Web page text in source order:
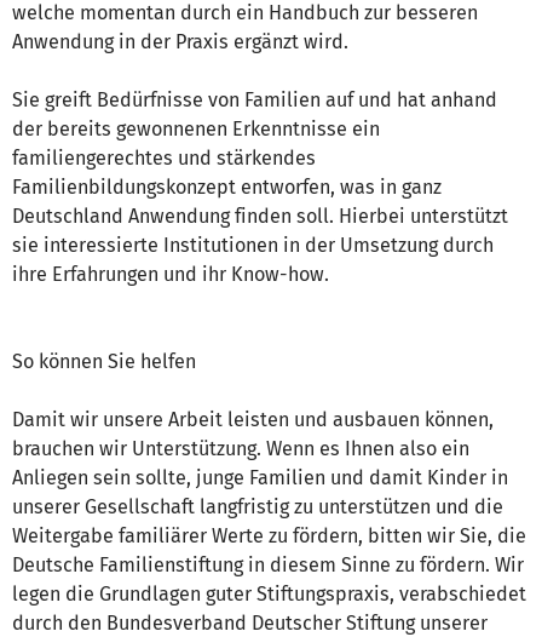
welche momentan durch ein Handbuch zur besseren
Anwendung in der Praxis ergänzt wird.
Sie greift Bedürfnisse von Familien auf und hat anhand
der bereits gewonnenen Erkenntnisse ein
familiengerechtes und stärkendes
Familienbildungskonzept entworfen, was in ganz
Deutschland Anwendung finden soll. Hierbei unterstützt
sie interessierte Institutionen in der Umsetzung durch
ihre Erfahrungen und ihr Know-how.
So können Sie helfen
Damit wir unsere Arbeit leisten und ausbauen können,
brauchen wir Unterstützung. Wenn es Ihnen also ein
Anliegen sein sollte, junge Familien und damit Kinder in
unserer Gesellschaft langfristig zu unterstützen und die
Weitergabe familiärer Werte zu fördern, bitten wir Sie, die
Deutsche Familienstiftung in diesem Sinne zu fördern. Wir
legen die Grundlagen guter Stiftungspraxis, verabschiedet
durch den Bundesverband Deutscher Stiftung unserer